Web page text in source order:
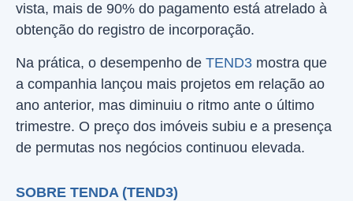
vista, mais de 90% do pagamento está atrelado à
obtenção do registro de incorporação.
Na prática, o desempenho de TEND3 mostra que
a companhia lançou mais projetos em relação ao
ano anterior, mas diminuiu o ritmo ante o último
trimestre. O preço dos imóveis subiu e a presença
de permutas nos negócios continuou elevada.
SOBRE TENDA (TEND3)